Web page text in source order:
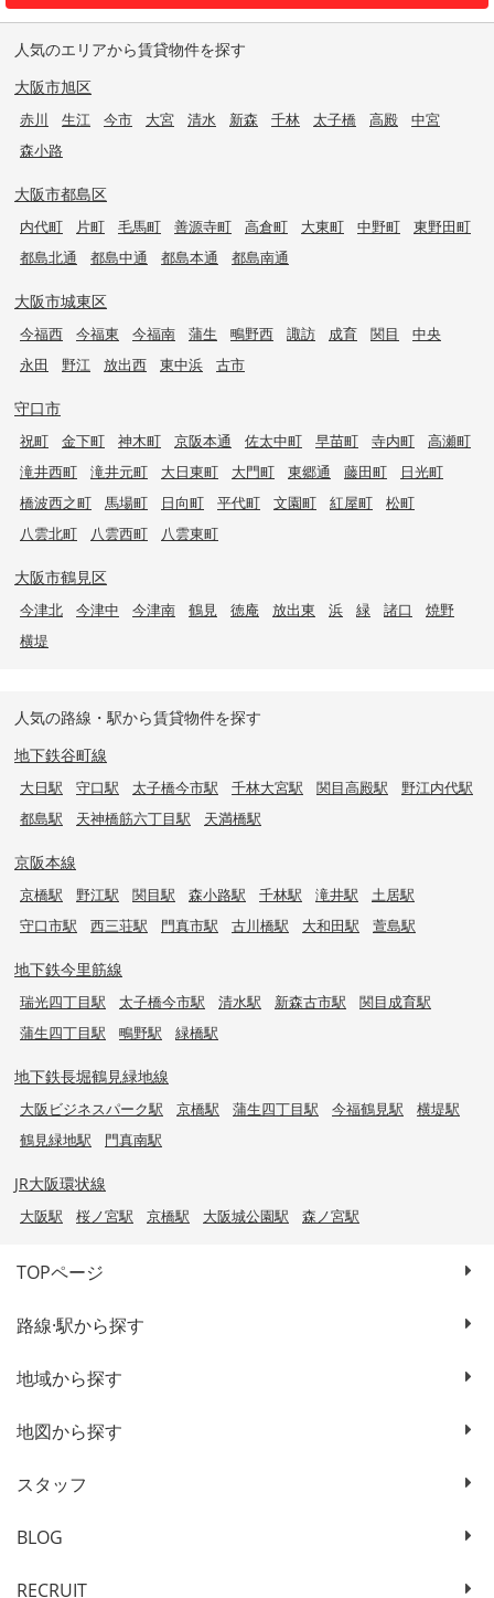
人気のエリアから賃貸物件を探す
大阪市旭区
赤川 生江 今市 大宮 清水 新森 千林 太子橋 高殿
中宮
森小路
大阪市都島区
内代町 片町 毛馬町 善源寺町 高倉町 大東町 中野町
東野田町
都島北通
都島中通 都島本通 都島南通
大阪市城東区
今福西 今福東 今福南 蒲生 鴫野西 諏訪 成育 関目
中央
永田
野江 放出西 東中浜 古市
守口市
祝町 金下町 神木町 京阪本通 佐太中町 早苗町 寺内町
高瀬町
滝井西町
滝井元町 大日東町 大門町 東郷通 藤田町
日光町
橋波西之町
馬場町 日向町 平代町 文園町 紅屋町
松町
八雲北町
八雲西町 八雲東町
大阪市鶴見区
今津北 今津中 今津南 鶴見 徳庵 放出東 浜 緑 諸口
焼野
横堤
人気の路線・駅から賃貸物件を探す
地下鉄谷町線
大日駅 守口駅 太子橋今市駅 千林大宮駅 関目高殿駅
野江内代駅
都島駅
天神橋筋六丁目駅 天満橋駅
京阪本線
京橋駅 野江駅 関目駅 森小路駅 千林駅 滝井駅
土居駅
守口市駅
西三荘駅 門真市駅 古川橋駅 大和田駅 萱島駅
地下鉄今里筋線
瑞光四丁目駅 太子橋今市駅 清水駅 新森古市駅
関目成育駅
蒲生四丁目駅
鴫野駅 緑橋駅
地下鉄長堀鶴見緑地線
大阪ビジネスパーク駅 京橋駅 蒲生四丁目駅 今福鶴見駅
横堤駅
鶴見緑地駅
門真南駅
JR大阪環状線
大阪駅 桜ノ宮駅 京橋駅 大阪城公園駅 森ノ宮駅
TOPページ
路線·駅から探す
地域から探す
地図から探す
スタッフ
BLOG
RECRUIT